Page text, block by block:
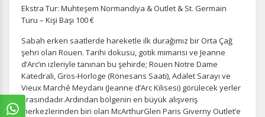
Ekstra Tur: Muhteşem Normandiya & Outlet & St. Germain
Turu – Kişi Başı 100 €
Sabah erken saatlerde hareketle ilk durağımız bir Orta Çağ
şehri olan Rouen. Tarihi dokusu, gotik mimarisi ve Jeanne
d’Arc’ın izleriyle tanınan bu şehirde; Rouen Notre Dame
Katedrali, Gros-Horloge (Rönesans Saati), Adalet Sarayı ve
Vieux Marché Meydanı (Jeanne d’Arc Kilisesi) görülecek yerler
arasındadır.Ardından bölgenin en büyük alışveriş
merkezlerinden biri olan McArthurGlen Paris Giverny Outlet’e